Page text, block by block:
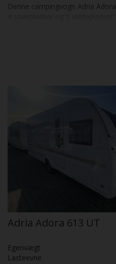
Denne campingvogn Adria
køkken med høj køleskab,
enkelte senge med
Adria Adora 613 UT
Egenvægt
Lasteevne